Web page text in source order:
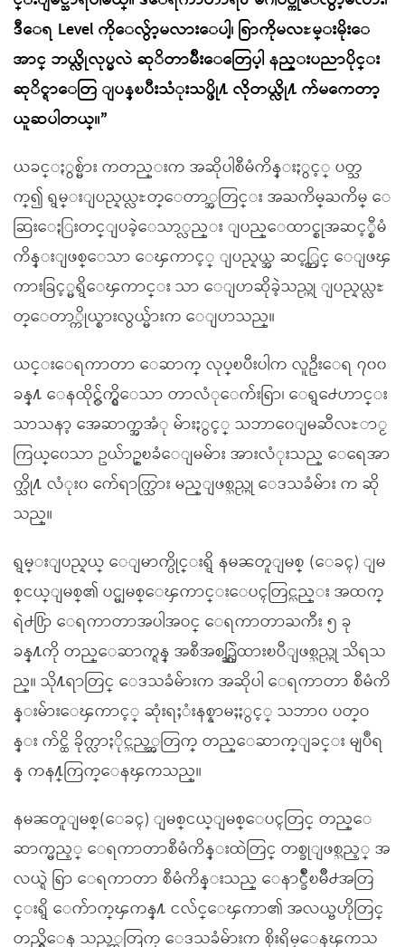
ဒီေရ Level ကိုေလ်ွာ့မလားေပါ့၊ ရြာကိုမလႊမ္းမိုးေ
အာင္ ဘယ္လိုလုပ္မလဲ ဆုိတာမ်ိဳးေတြေပ့ါ နည္းပညာပိုင္း
ဆုိင္ရာေတြ ျပန္ၿပီးသံုးသပ္ဖို႔ လိုတယ္လို႔ က်မကေတာ့
ယူဆပါတယ္။”
ယခင္ႏွစ္မ်ား ကတည္းက အဆိုပါစီမံကိန္းႏွင့္ ပတ္သ
က္၍ ရွမ္းျပည္နယ္လႊတ္ေတာ္အတြင္း အႀကိမ္ႀကိမ္ ေ
ဆြးေႏြးတင္ျပခဲ့ေသာ္လည္း ျပည္ေထာင္စုအဆင့္စီမံ
ကိန္းျဖစ္ေသာ ေၾကာင့္ ျပည္နယ္အ ဆင့္တြင္ ေျဖၾ
ကားခြင့္မရွိေၾကာင္း သာ ေျပာဆိုခဲ့သည္ဟု ျပည္နယ္လႊ
တ္ေတာ္ကိုယ္စားလွယ္မ်ားက ေျပာသည္။
ယင္းေရကာတာ ေဆာက္ လုပ္ၿပီးပါက လူဦးေရ ၇၀၀
ခန္႔ ေနထိုင္လွ်က္ရွိေသာ တာလံုေက်းရြာ၊ ေရွ႕ေဟာင္း
သာသနာ့ အေဆာက္အအံု မ်ားႏွင့္ သဘာ၀ေျမဆီလႊာႂ
ကြယ္၀ေသာ ဥယ်ာဥ္ၿခံေျမမ်ား အားလံုးသည္ ေရေအာ
က္သို႔ လံုး၀ က်ေရာက္သြား မည္ျဖစ္သည္ဟု ေဒသခံမ်ား က ဆို
သည္။
ရွမ္းျပည္နယ္ ေျမာက္ပိုင္းရွိ နမၼတူျမစ္ (ေခၚ) ျမ
စ္ငယ္ျမစ္၏ ပင္မျမစ္ေၾကာင္းေပၚတြင္လည္း အထက္
ရဲ႕႐ြာ ေရကာတာအပါအဝင္ ေရကာတာႀကီး ၅ ခု
ခန္႔ကို တည္ေဆာက္ရန္ အစီအစဥ္ဆြဲထားၿပီျဖစ္သည္ဟု သိရသ
ည္။ သို႔ရာတြင္ ေဒသခံမ်ားက အဆိုပါ ေရကာတာ စီမံကိ
န္းမ်ားေၾကာင့္ ဆုံးရႈံးနစ္နာမႈႏွင့္ သဘာ၀ ပတ္ဝ
န္း က်င္ထိ ခိုက္လာႏိုင္သည့္အတြက္ တည္ေဆာက္ျခင္း မျပဳရ
န္ ကန႔္ကြက္ေနၾကသည္။
နမၼတူျမစ္(ေခၚ) ျမစ္ငယ္ျမစ္ေပၚတြင္ တည္ေ
ဆာက္မည့္ ေရကာတာစီမံကိန္းထဲတြင္ တစ္ခုျဖစ္သည့္ အ
လယ္ရဲ ရြာ ေရကာတာ စီမံကိန္းသည္ ေနာင္ခ်ိဳၿမိဳ႕အတြ
င္းရွိ ေက်ာက္ၾကန္႔ ငလ်င္ေၾကာ၏ အလယ္ဗဟိုတြင္
တည္ရွိေန သည့္အတြက္ ေဒသခံမ်ားက စိုးရိမ္ေနၾကသ